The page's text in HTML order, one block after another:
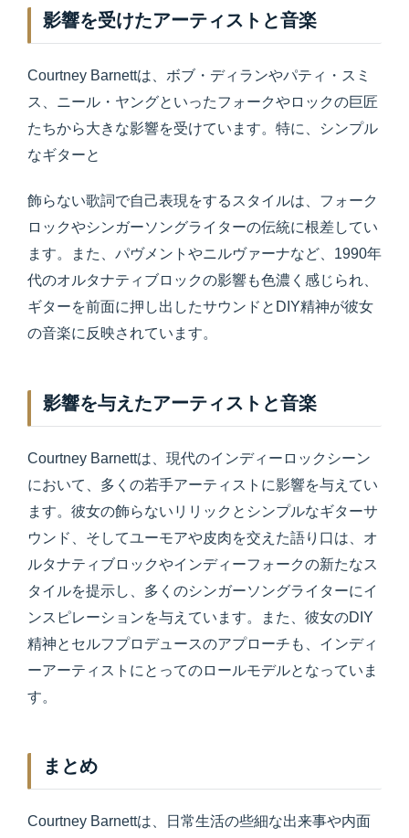
影響を受けたアーティストと音楽
Courtney Barnettは、ボブ・ディランやパティ・スミ
ス、ニール・ヤングといったフォークやロックの巨匠
たちから大きな影響を受けています。特に、シンプル
なギターと
飾らない歌詞で自己表現をするスタイルは、フォーク
ロックやシンガーソングライターの伝統に根差してい
ます。また、パヴメントやニルヴァーナなど、1990年
代のオルタナティブロックの影響も色濃く感じられ、
ギターを前面に押し出したサウンドとDIY精神が彼女
の音楽に反映されています。
影響を与えたアーティストと音楽
Courtney Barnettは、現代のインディーロックシーン
において、多くの若手アーティストに影響を与えてい
ます。彼女の飾らないリリックとシンプルなギターサ
ウンド、そしてユーモアや皮肉を交えた語り口は、オ
ルタナティブロックやインディーフォークの新たなス
タイルを提示し、多くのシンガーソングライターにイ
ンスピレーションを与えています。また、彼女のDIY
精神とセルフプロデュースのアプローチも、インディ
ーアーティストにとってのロールモデルとなっていま
す。
まとめ
Courtney Barnettは、日常生活の些細な出来事や内面